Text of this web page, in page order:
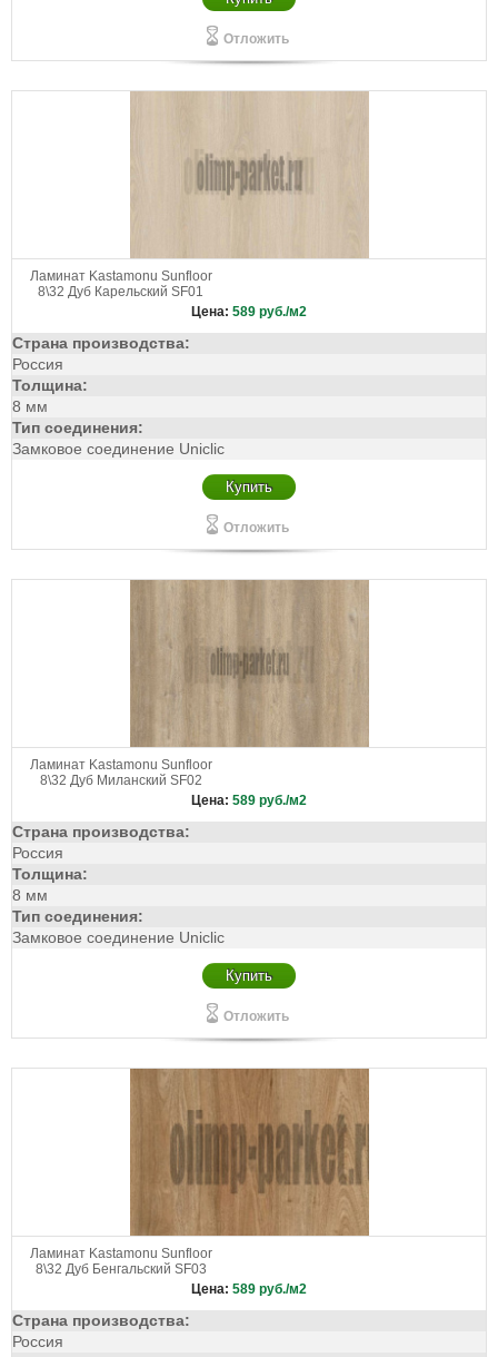
Отложить
Ламинат Kastamonu Sunfloor
8\32 Дуб Карельский SF01
Цена: 589 руб./м2
Страна производства:
Россия
Толщина:
8 мм
Тип соединения:
Замковое соединение Uniclic
Купить
Отложить
Ламинат Kastamonu Sunfloor
8\32 Дуб Миланский SF02
Цена: 589 руб./м2
Страна производства:
Россия
Толщина:
8 мм
Тип соединения:
Замковое соединение Uniclic
Купить
Отложить
Ламинат Kastamonu Sunfloor
8\32 Дуб Бенгальский SF03
Цена: 589 руб./м2
Страна производства:
Россия